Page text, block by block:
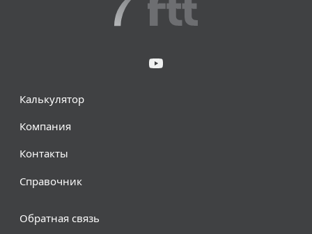
Калькулятор
Компания
Контакты
Справочник
Обратная связь